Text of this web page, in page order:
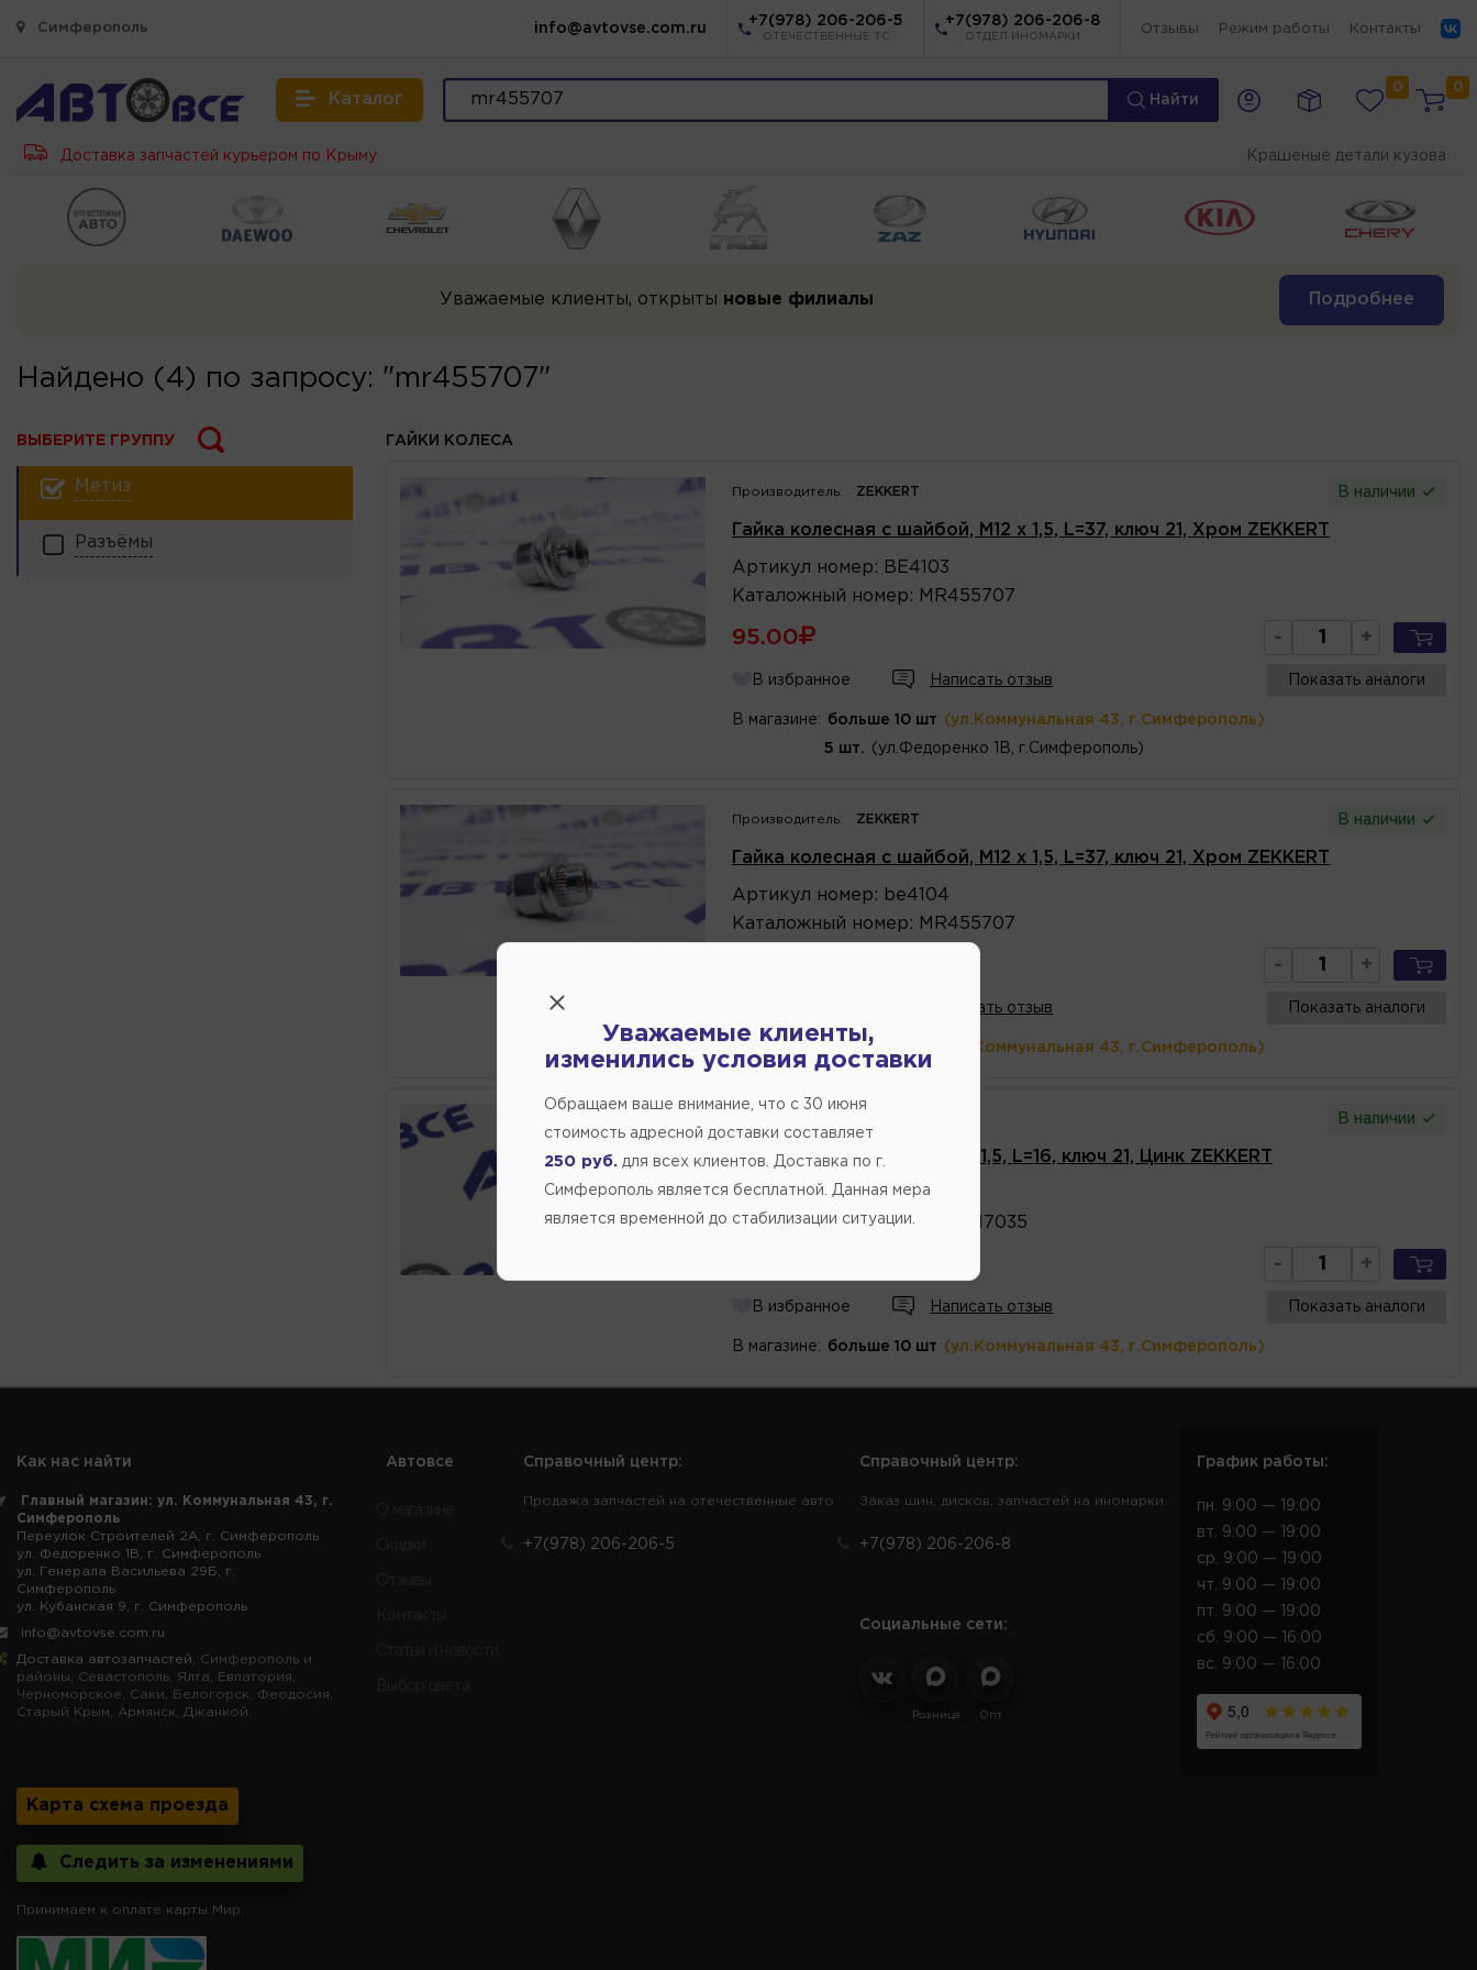
Симферополь info@avtovse.com.ru
+7(978) 206-206-5
ОТЕЧЕСТВЕННЫЕ ТС
+7(978) 206-206-8
ОТДЕЛ ИНОМАРКИ
Отзывы Режим работы Контакты
Каталог Найти
0 0
Доставка запчастей курьером по Крыму Крашеные детали кузова
Уважаемые клиенты, открыты новые филиалы Подробнее
Найдено (4) по запросу: "mr455707"
ВЫБЕРИТЕ ГРУППУ
Метиз
Разъёмы
ГАЙКИ КОЛЕСА
Производитель: ZEKKERT В наличии
Гайка колесная с шайбой, M12 x 1,5, L=37, ключ 21, Хром ZEKKERT
Артикул номер : BE4103
Каталожный номер : MR455707
95.00 - +
В избранное Написать отзыв Показать аналоги
В магазине: больше 10 шт (ул.Коммунальная 43, г.Симферополь)
5 шт. (ул.Федоренко 1В, г.Симферополь)
Производитель: ZEKKERT В наличии
Гайка колесная с шайбой, M12 x 1,5, L=37, ключ 21, Хром ZEKKERT
Артикул номер : be4104
Каталожный номер : MR455707
- +
Написать отзыв Показать аналоги
больше 10 шт (ул.Коммунальная 43, г.Симферополь)
В наличии
Гайка колеса, конус, M12 x 1,5, L=16, ключ 21, Цинк ZEKKERT
Артикулномер:BE4094
Каталожныйномер: 9008017035
- +
В избранное Написать отзыв Показать аналоги
В магазине: больше 10 шт (ул.Коммунальная 43, г.Симферополь)
Как нас найти
Главный магазин: ул. Коммунальная 43, г.
Симферополь
Переулок Строителей 2А, г. Симферополь
ул. Федоренко 1В, г. Симферополь
ул. Генерала Васильева 29Б, г.
Симферополь
ул. Кубанская 9, г. Симферополь
info@avtovse.com.ru
Доставка автозапчастей , Симферополь и
районы, Севастополь, Ялта, Евпатория,
Черноморское, Саки, Белогорск, Феодосия,
Старый Крым, Армянск, Джанкой.
Карта схема проезда
Следить за изменениями
Принимаем к оплате карты Мир.
Автовсе Справочный центр:
Продажа запчастей на отечественные авто
+7(978) 206-206-5
Справочный центр:
Заказ шин, дисков, запчастей на иномарки
+7(978) 206-206-8
Социальные сети:
Розница Опт
График работы:
пн. 9:00 — 19:00
вт. 9:00 — 19:00
ср. 9:00 — 19:00
чт. 9:00 — 19:00
пт. 9:00 — 19:00
сб. 9:00 — 16:00
вс. 9:00 — 16:00
Уважаемые клиенты,
изменились условия доставки
Обращаем ваше внимание, что c 30 июня
стоимость адресной доставки составляет
250 руб. для всех клиентов. Доставка по г.
Симферополь является бесплатной. Данная мера
является временной до стабилизации ситуации.